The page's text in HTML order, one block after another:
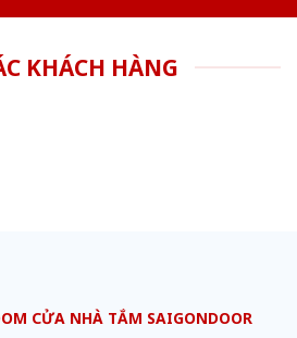
KHÁCH HÀNG
CỬA NHÀ TẮM SAIGONDOOR